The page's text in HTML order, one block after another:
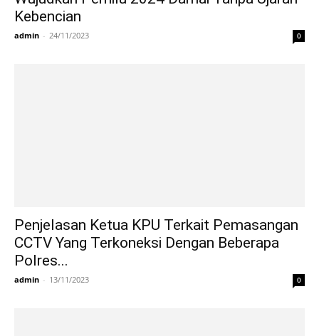
Kebencian
admin - 24/11/2023 0
Penjelasan Ketua KPU Terkait Pemasangan
CCTV Yang Terkoneksi Dengan Beberapa
Polres...
admin - 13/11/2023 0